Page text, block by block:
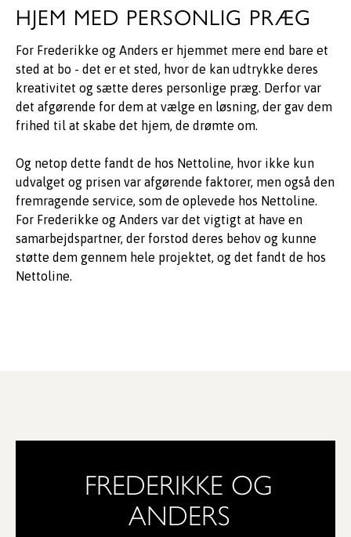
HJEM MED PERSONLIG PRÆG
For Frederikke og Anders er hjemmet mere end bare et
sted at bo - det er et sted, hvor de kan udtrykke deres
kreativitet og sætte deres personlige præg. Derfor var
det afgørende for dem at vælge en løsning, der gav dem
frihed til at skabe det hjem, de drømte om.
Og netop dette fandt de hos Nettoline, hvor ikke kun
udvalget og prisen var afgørende faktorer, men også den
fremragende service, som de oplevede hos Nettoline.
For Frederikke og Anders var det vigtigt at have en
samarbejdspartner, der forstod deres behov og kunne
støtte dem gennem hele projektet, og det fandt de hos
Nettoline.
FREDERIKKE OG
ANDERS